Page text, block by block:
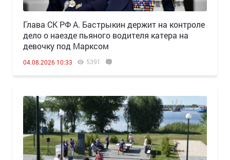
Глава СК РФ А. Бастрыкин держит на контроле
дело о наезде пьяного водителя катера на
девочку под Марксом
04.08.2026 10:33 5391